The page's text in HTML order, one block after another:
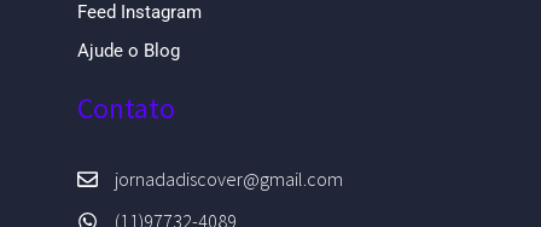
Feed Instagram
Ajude o Blog
Contato
jornadadiscover@gmail.com
(11)97732-4089